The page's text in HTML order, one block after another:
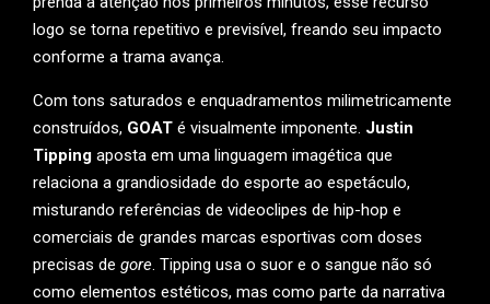
logo se torna repetitivo e previsível, freando seu impacto
conforme a trama avança.
Com tons saturados e enquadramentos milimetricamente
construídos, GOAT é visualmente imponente. Justin
Tipping aposta em uma linguagem imagética que
relaciona a grandiosidade do esporte ao espetáculo,
misturando referências de videoclipes de hip-hop e
comerciais de grandes marcas esportivas com doses
precisas de gore. Tipping usa o suor e o sangue não só
como elementos estéticos, mas como parte da narrativa